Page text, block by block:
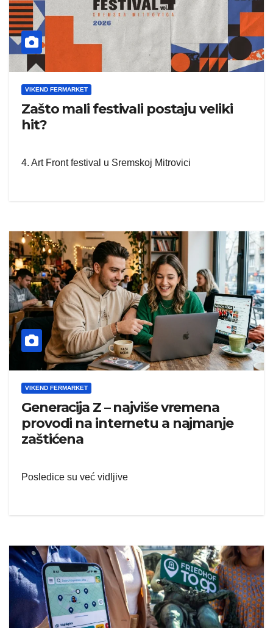
VIKEND FERMARKET
Zašto mali festivali postaju veliki
hit?
4. Art Front festival u Sremskoj Mitrovici
VIKEND FERMARKET
Generacija Z – najviše vremena
provodi na internetu a najmanje
zaštićena
Posledice su već vidljive